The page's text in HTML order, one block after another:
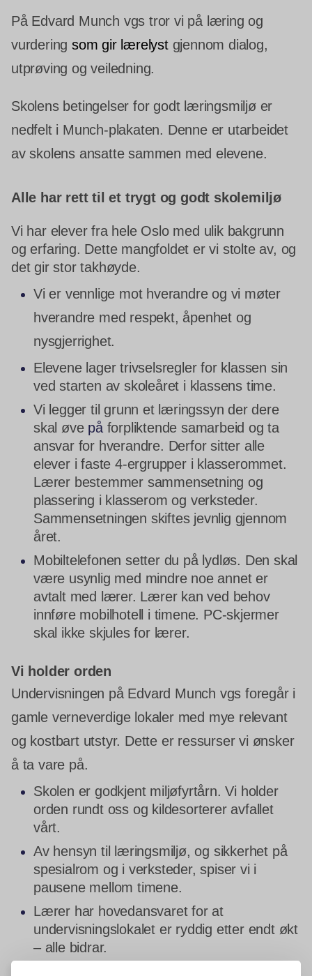
På Edvard Munch vgs tror vi på læring og
vurderingsom gir lærelyst gjennom dialog,
utprøving og veiledning.
Skolens betingelser for godt læringsmiljø er
nedfelt i Munch-plakaten. Denne er utarbeidet
av skolens ansatte sammen med elevene.
Alle har rett til et trygt og godt skolemiljø
Vi har elever fra hele Oslo med ulik bakgrunn
og erfaring. Dette mangfoldet er vi stolte av, og
det gir stor takhøyde.
Vi er vennlige mot hverandre og vi møter
hverandre med respekt, åpenhet og
nysgjerrighet.
Elevene lager trivselsregler for klassen sin
ved starten av skoleåret i klassens time.
Vi legger til grunn et læringssyn der dere
skal øve på forpliktende samarbeid og ta
ansvar for hverandre. Derfor sitter alle
elever i faste 4-ergrupper i klasserommet.
Lærer bestemmer sammensetning og
plassering i klasserom og verksteder.
Sammensetningen skiftes jevnlig gjennom
året.
Mobiltelefonen setter du på lydløs. Den skal
være usynlig med mindre noe annet er
avtalt med lærer. Lærer kan ved behov
innføre mobilhotell i timene. PC-skjermer
skal ikke skjules for lærer.
Vi holder orden
Undervisningen på Edvard Munch vgs foregår i
gamle verneverdige lokaler med mye relevant
og kostbart utstyr. Dette er ressurser vi ønsker
å ta vare på.
Skolen er godkjent miljøfyrtårn. Vi holder
orden rundt oss og kildesorterer avfallet
vårt.
Av hensyn til læringsmiljø, og sikkerhet på
spesialrom og i verksteder, spiser vi i
pausene mellom timene.
Lærer har hovedansvaret for at
undervisningslokalet er ryddig etter endt økt
– alle bidrar.